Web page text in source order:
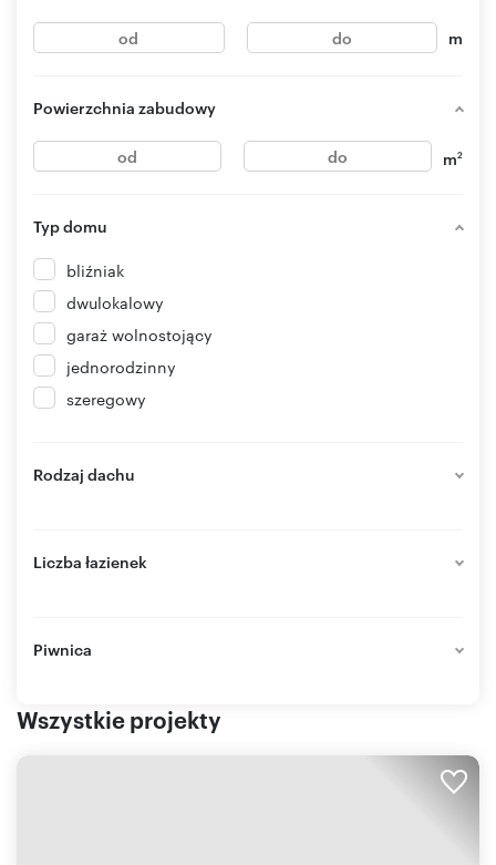
m
Powierzchnia zabudowy
m2
Typ domu
bliźniak
dwulokalowy
garaż wolnostojący
jednorodzinny
szeregowy
Rodzaj dachu
Liczba łazienek
Piwnica
Wszystkie projekty